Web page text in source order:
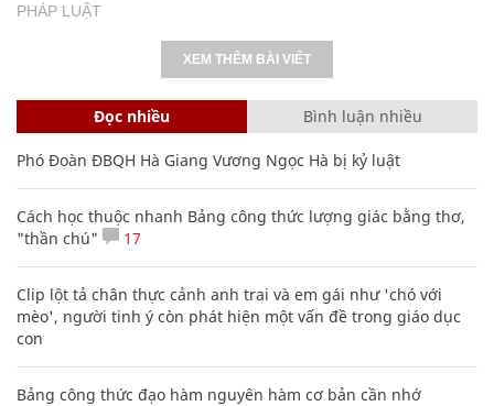
PHÁP LUẬT
XEM THÊM BÀI VIẾT
Đọc nhiều Bình luận nhiều
Phó Đoàn ĐBQH Hà Giang Vương Ngọc Hà bị kỷ luật
Cách học thuộc nhanh Bảng công thức lượng giác bằng thơ,
"thần chú"
17
Clip lột tả chân thực cảnh anh trai và em gái như 'chó với
mèo', người tinh ý còn phát hiện một vấn đề trong giáo dục
con
Bảng công thức đạo hàm nguyên hàm cơ bản cần nhớ